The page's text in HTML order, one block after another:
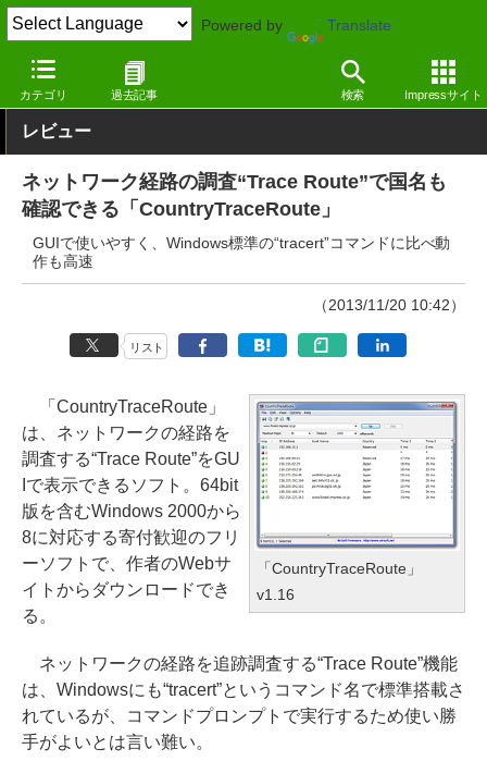
Powered by Translate
カテゴリ 過去記事 検索 Impressサイト
窓の杜 インターネット Windows
レビュー
ネットワーク経路の調査“Trace Route”で国名も
確認できる「CountryTraceRoute」
GUIで使いやすく、Windows標準の“tracert”コマンドに比べ動
作も高速
（2013/11/20 10:42）
リスト
「CountryTraceRoute」
v1.16
「CountryTraceRoute」
は、ネットワークの経路を
調査する“Trace Route”をGU
Iで表示できるソフト。64bit
版を含むWindows 2000から
8に対応する寄付歓迎のフリ
ーソフトで、作者のWebサ
イトからダウンロードでき
る。
ネットワークの経路を追跡調査する“Trace Route”機能
は、Windowsにも“tracert”というコマンド名で標準搭載さ
れているが、コマンドプロンプトで実行するため使い勝
手がよいとは言い難い。